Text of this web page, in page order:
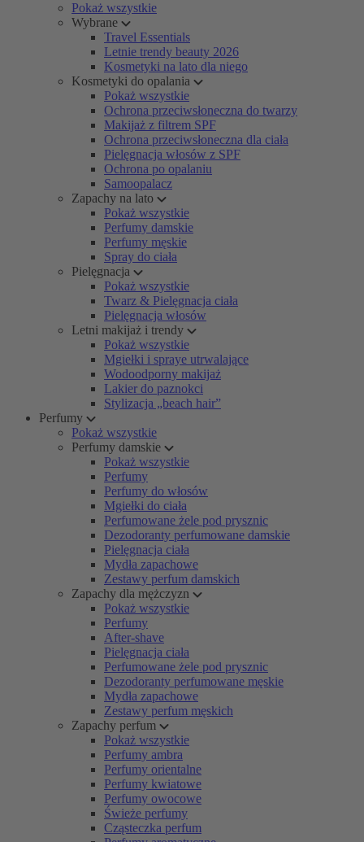
Pokaż wszystkie
Wybrane
Travel Essentials
Letnie trendy beauty 2026
Kosmetyki na lato dla niego
Kosmetyki do opalania
Pokaż wszystkie
Ochrona przeciwsłoneczna do twarzy
Makijaż z filtrem SPF
Ochrona przeciwsłoneczna dla ciała
Pielęgnacja włosów z SPF
Ochrona po opalaniu
Samoopalacz
Zapachy na lato
Pokaż wszystkie
Perfumy damskie
Perfumy męskie
Spray do ciała
Pielęgnacja
Pokaż wszystkie
Twarz & Pielęgnacja ciała
Pielęgnacja włosów
Letni makijaż i trendy
Pokaż wszystkie
Mgiełki i spraye utrwalające
Wodoodporny makijaż
Lakier do paznokci
Stylizacja „beach hair”
Perfumy
Pokaż wszystkie
Perfumy damskie
Pokaż wszystkie
Perfumy
Perfumy do włosów
Mgiełki do ciała
Perfumowane żele pod prysznic
Dezodoranty perfumowane damskie
Pielęgnacja ciała
Mydła zapachowe
Zestawy perfum damskich
Zapachy dla mężczyzn
Pokaż wszystkie
Perfumy
After-shave
Pielęgnacja ciała
Perfumowane żele pod prysznic
Dezodoranty perfumowane męskie
Mydła zapachowe
Zestawy perfum męskich
Zapachy perfum
Pokaż wszystkie
Perfumy ambra
Perfumy orientalne
Perfumy kwiatowe
Perfumy owocowe
Świeże perfumy
Cząsteczka perfum